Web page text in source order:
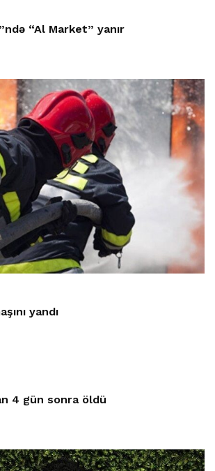
“Al Market” yanır
yandı
4 gün sonra öldü